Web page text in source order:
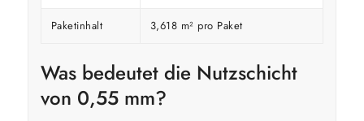
Paketinhalt 3,618 m² pro Paket
Was bedeutet die Nutzschicht
von 0,55 mm?